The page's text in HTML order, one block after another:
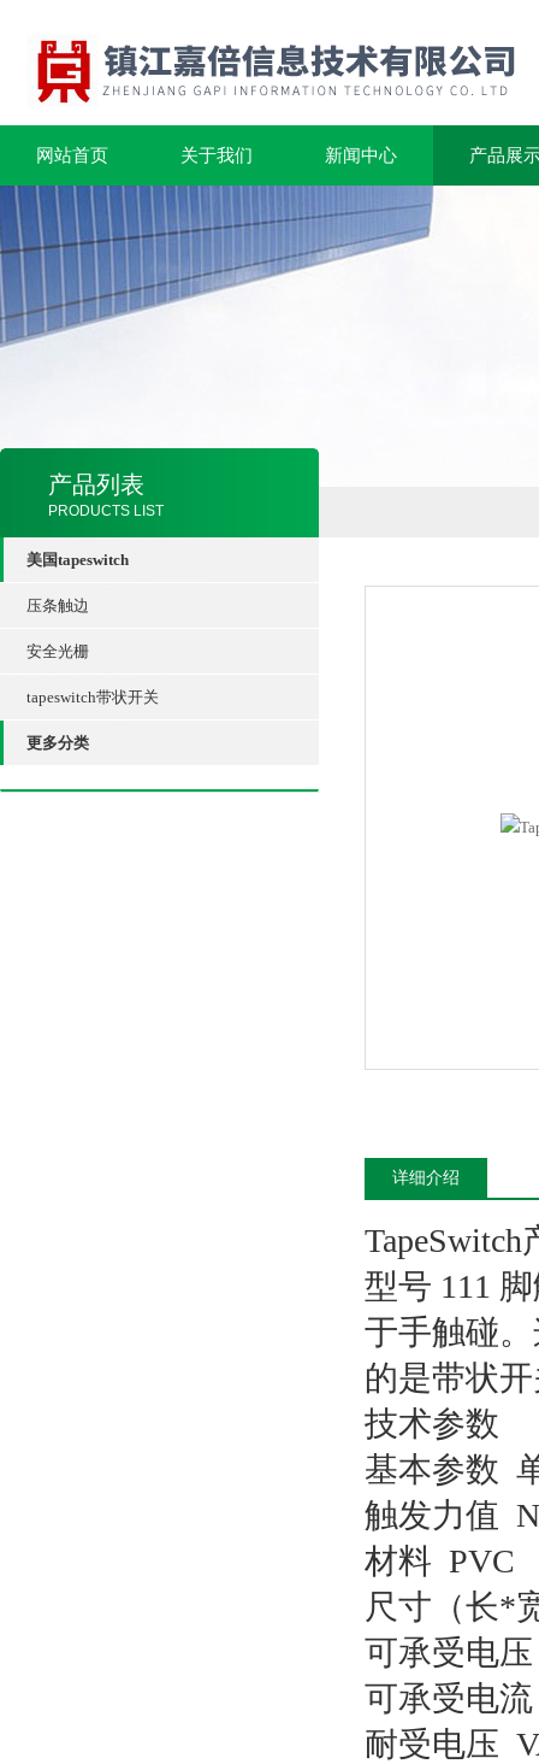
网站首页 关于我们 新闻中心 产品展
产品列表
PRODUCTS LIST
美国tapeswitch
压条触边
安全光栅
tapeswitch带状开关
更多分类
详细介绍
型号 111
于手触碰
的是带状
技术参数
基本参数
触发力值
材料 PVC
尺寸（长*
可承受电
可承受电
耐受电压